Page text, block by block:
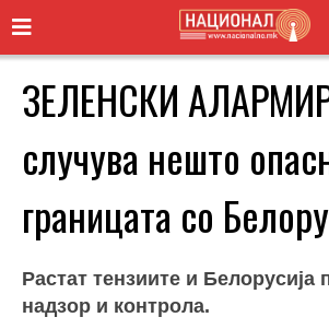
ЗЕЛЕНСКИ
случува нешто
границата со
Растат тензиите и Белорусија
надзор и контрола.